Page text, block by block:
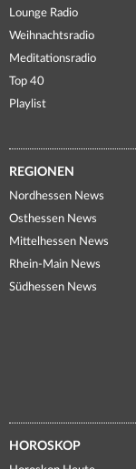
Lounge Radio
Weihnachtsradio
Meditationsradio
Top 40
Playlist
REGIONEN
Nordhessen News
Osthessen News
Mittelhessen News
Rhein-Main News
Südhessen News
HOROSKOP